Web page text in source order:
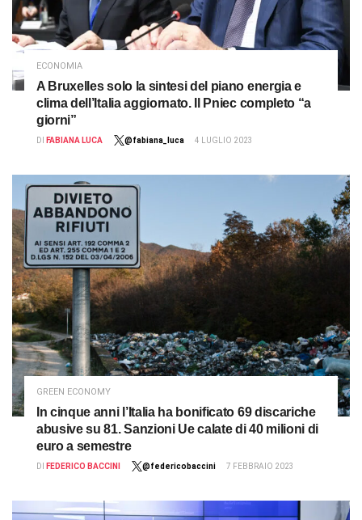
ECONOMIA
A Bruxelles solo la sintesi del piano energia e
clima dell’Italia aggiornato. Il Pniec completo “a
giorni”
DI FABIANA LUCA @fabiana_luca 4 LUGLIO 2023
GREEN ECONOMY
In cinque anni l’Italia ha bonificato 69 discariche
abusive su 81. Sanzioni Ue calate di 40 milioni di
euro a semestre
DI FEDERICO BACCINI @federicobaccini 7 FEBBRAIO 2023